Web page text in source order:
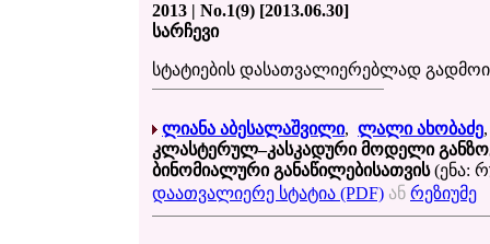
2013 | No.1(9) [2013.06.30]
სარჩევი
სტატიების დასათვალიერებლად
ლიანა აბესალაშვილი, ლალი ახობაძე
კლასტერულ–კასკადური მოდელი
ბინომიალური განაწილებისათვის(ენა:
დაათვალიერე სტატია (PDF) ან რეზიუმე